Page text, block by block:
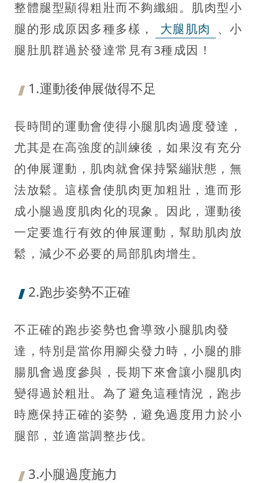
整體腿型顯得粗壯而不夠纖細。肌肉型小
腿的形成原因多種多樣，
大腿肌肉
、小
腿肚肌群過於發達常見有3種成因！
1.運動後伸展做得不足
長時間的運動會使得小腿肌肉過度發達，
尤其是在高強度的訓練後，如果沒有充分
的伸展運動，肌肉就會保持緊繃狀態，無
法放鬆。這樣會使肌肉更加粗壯，進而形
成小腿過度肌肉化的現象。因此，運動後
一定要進行有效的伸展運動，幫助肌肉放
鬆，減少不必要的局部肌肉增生。
2.跑步姿勢不正確
不正確的跑步姿勢也會導致小腿肌肉發
達，特別是當你用腳尖發力時，小腿的腓
腸肌會過度參與，長期下來會讓小腿肌肉
變得過於粗壯。為了避免這種情況，跑步
時應保持正確的姿勢，避免過度用力於小
腿部，並適當調整步伐。
3.小腿過度施力